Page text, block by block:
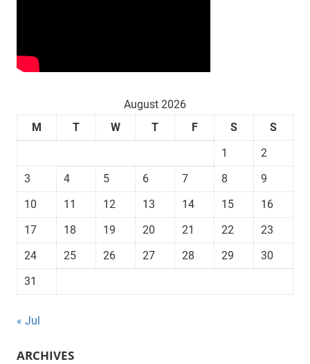
August 2026
M
T W T F S
S
1
2
3
4 5 6 7 8
9
10
11 12 13 14 15
16
17
18 19 20 21 22
23
24
25 26 27 28 29
30
31
« Jul
ARCHIVES